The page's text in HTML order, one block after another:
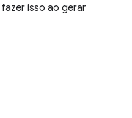
fazer isso ao gerar